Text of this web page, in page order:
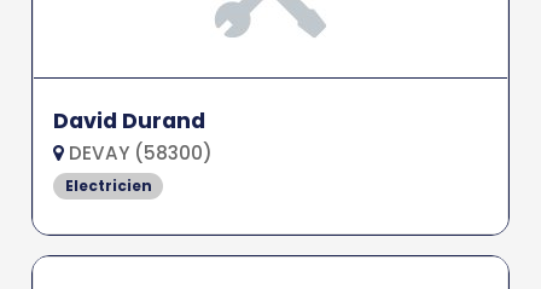
David Durand
DEVAY (58300)
Electricien